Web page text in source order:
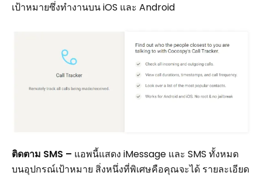
เป้าหมายซึ่งทำงานบน iOS และ Android
ติดตาม SMS – แอพนี้แสดง iMessage และ SMS ทั้งหมด
บนอุปกรณ์เป้าหมาย สิ่งหนึ่งที่พิเศษคือคุณจะได้ รายละเอียด